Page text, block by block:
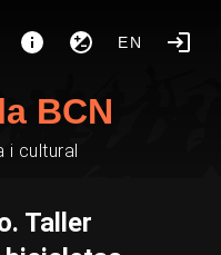
EN
BCN
i cultural
Taller